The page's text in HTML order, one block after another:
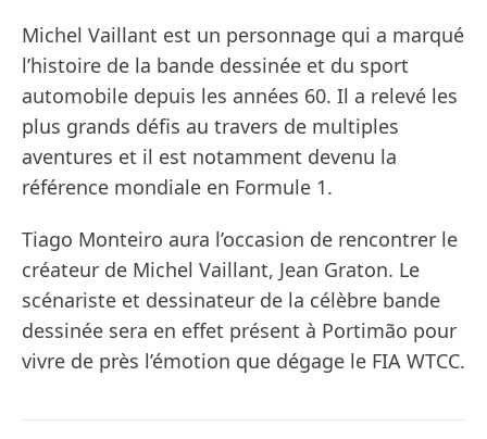
Michel Vaillant est un personnage qui a marqué
l’histoire de la bande dessinée et du sport
automobile depuis les années 60. Il a relevé les
plus grands défis au travers de multiples
aventures et il est notamment devenu la
référence mondiale en Formule 1.
Tiago Monteiro aura l’occasion de rencontrer le
créateur de Michel Vaillant, Jean Graton. Le
scénariste et dessinateur de la célèbre bande
dessinée sera en effet présent à Portimão pour
vivre de près l’émotion que dégage le FIA WTCC.